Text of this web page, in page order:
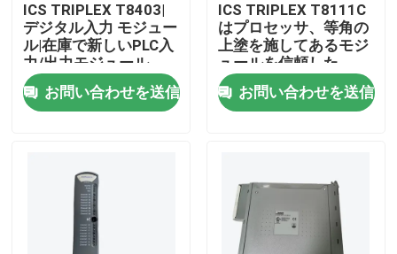
わたしたち に つい て
ICS TRIPLEX T8403|
デジタル入力 モジュー
ル|在庫で新しいPLC入
力/出力モジュール
お問い合わせを送信
ICS TRIPLEX T8111C
はプロセッサ、等角の
上塗を施してあるモジ
ュールを信頼した
お問い合わせを送信